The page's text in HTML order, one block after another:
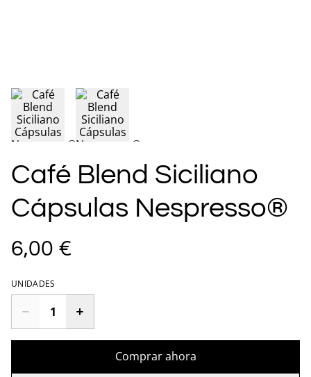
Café Blend Siciliano
Cápsulas Nespresso®
6,00 €
UNIDADES
Comprar ahora